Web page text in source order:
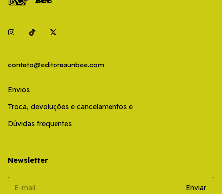
contato@editorasunbee.com
Envios
Troca, devoluções e cancelamentos e
Dúvidas frequentes
Newsletter